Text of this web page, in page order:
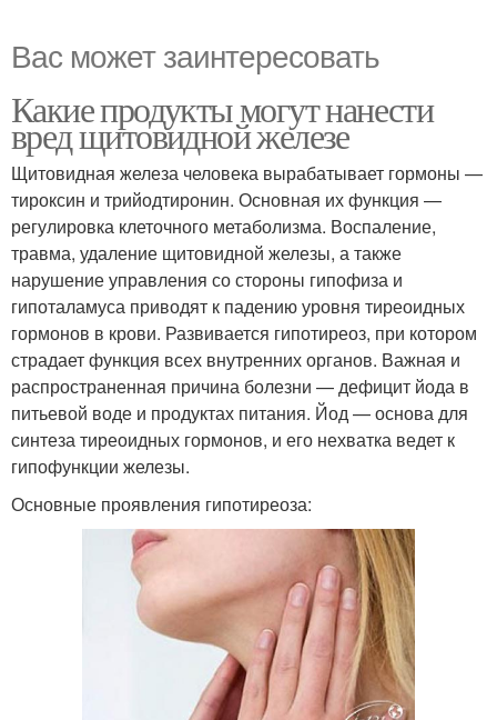
Вас может заинтересовать
Какие продукты могут нанести
вред щитовидной железе
Щитовидная железа человека вырабатывает гормоны —
тироксин и трийодтиронин. Основная их функция —
регулировка клеточного метаболизма. Воспаление,
травма, удаление щитовидной железы, а также
нарушение управления со стороны гипофиза и
гипоталамуса приводят к падению уровня тиреоидных
гормонов в крови. Развивается гипотиреоз, при котором
страдает функция всех внутренних органов. Важная и
распространенная причина болезни — дефицит йода в
питьевой воде и продуктах питания. Йод — основа для
синтеза тиреоидных гормонов, и его нехватка ведет к
гипофункции железы.
Основные проявления гипотиреоза: